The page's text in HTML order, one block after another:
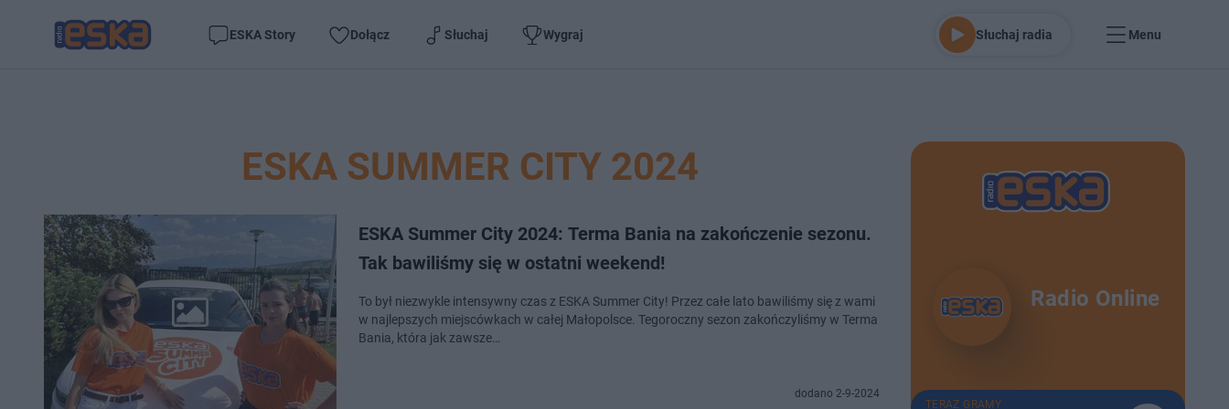
ESKA Story Dołącz Słuchaj Wygraj Słuchaj radia Menu
ESKA SUMMER CITY 2024
ESKA Summer City 2024: Terma Bania na zakończenie sezonu.
Tak bawiliśmy się w ostatni weekend!
To był niezwykle intensywny czas z ESKA Summer City! Przez całe lato bawiliśmy się z wami
w najlepszych miejscówkach w całej Małopolsce. Tegoroczny sezon zakończyliśmy w Terma
Bania, która jak zawsze…
dodano 2-9-2024
Radio Online
TERAZ GRAMY